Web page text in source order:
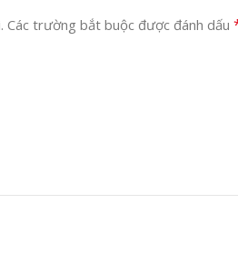
Các trường bắt buộc được đánh dấu